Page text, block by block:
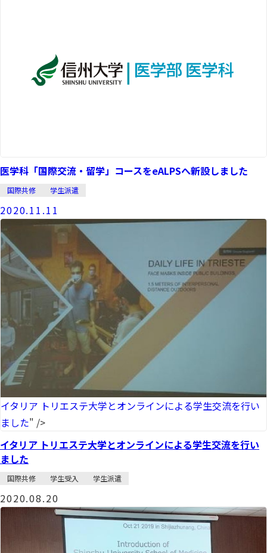
医学科「国際交流・留学」コースをeALPSへ新設しました
国際共修 学生派遣
2020.11.11
イタリア トリエステ大学とオンラインによる学生交流を行い
ました" />
イタリア トリエステ大学とオンラインによる学生交流を行い
ました
国際共修 学生受入 学生派遣
2020.08.20